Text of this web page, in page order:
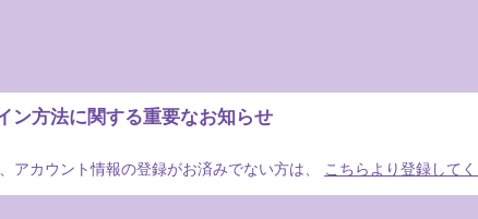
ン方法に関する重要なお知らせ
アカウント情報の登録がお済みでない方は、 こちらより登録してく